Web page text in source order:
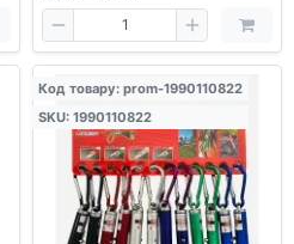
Код товару: prom-1990110822
SKU: 1990110822